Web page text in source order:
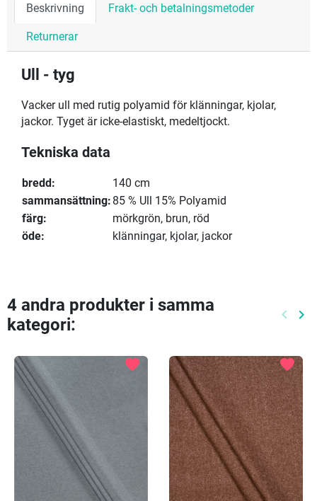
Beskrivning Frakt- och betalningsmetoder
Returnerar
Ull - tyg
Vacker ull med rutig polyamid för klänningar, kjolar,
jackor. Tyget är icke-elastiskt, medeltjockt.
Tekniska data
bredd:
140 cm
sammansättning: 85 % Ull 15% Polyamid
färg:
mörkgrön, brun, röd
öde:
klänningar, kjolar, jackor
4 andra produkter i samma
kategori:
keyboard_arrow_left keyboard_arrow_right
favorite favorite